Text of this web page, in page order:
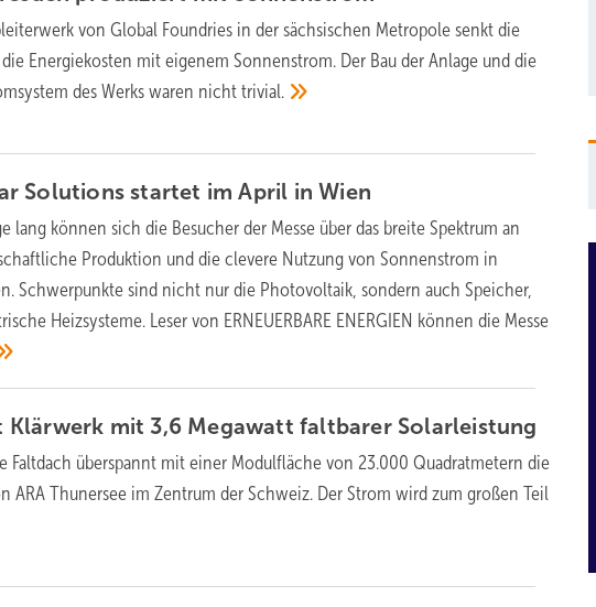
von Global Foundries in der sächsischen Metropole senkt die
Energiekosten mit eigenem Sonnenstrom. Der Bau der Anlage und die
des Werks waren nichttrivial.
Solutions startet im April inWien
lang können sich die Besucher der Messe über das breite Spektrum an
Produktion und die clevere Nutzung von Sonnenstrom in
Schwerpunkte sind nicht nur die Photovoltaik, sondern auch Speicher,
Heizsysteme. Leser von ERNEUERBARE ENERGIEN können die Messe
Klärwerk mit 3,6 Megawatt faltbarer Solarleistung
Faltdach überspannt mit einer Modulfläche von 23.000 Quadratmetern die
ARA Thunersee im Zentrum der Schweiz. Der Strom wird zum großen Teil